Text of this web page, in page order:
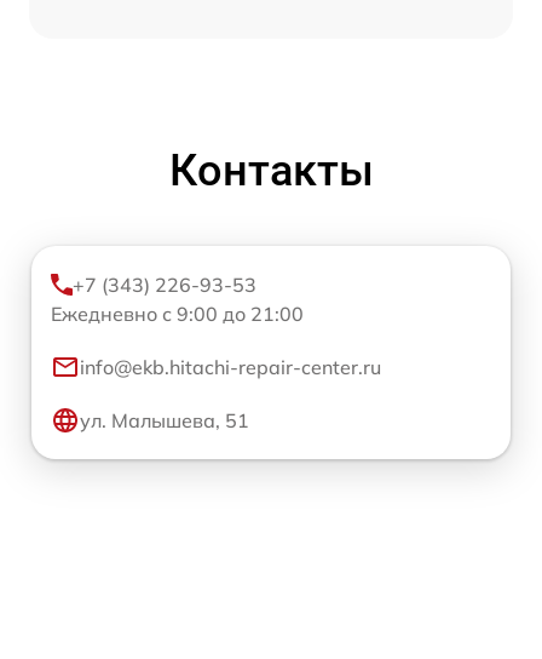
Контакты
+7 (343) 226-93-53
Ежедневно с 9:00 до 21:00
info@ekb.hitachi-repair-center.ru
ул. Малышева, 51